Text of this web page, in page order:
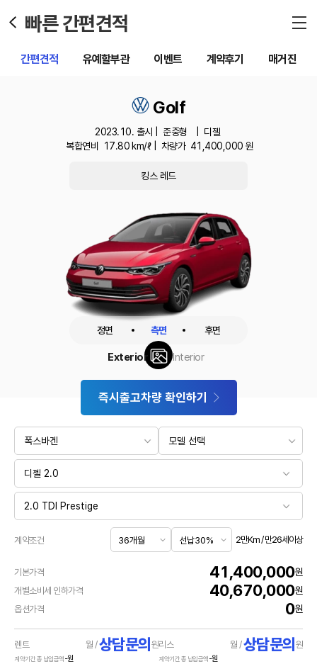
빠른 간편견적
간편견적 유예할부관 이벤트 계약후기 매거진
Golf
2023.10. 출시 | 준중형
디젤
복합연비
17.80 km/ℓ | 차량가 41,400,000 원
킹스 레드
정면 측면 후면
Exterior Interior
즉시출고차량 확인하기
계약조건 2만Km / 만26세이상
기본가격 41,400,000원
개별소비세 인하가격 40,670,000원
옵션가격 0원
렌트 월 /상담문의원
계약기간 총 납입금액-원
리스 월 /상담문의원
계약기간 총 납입금액-원